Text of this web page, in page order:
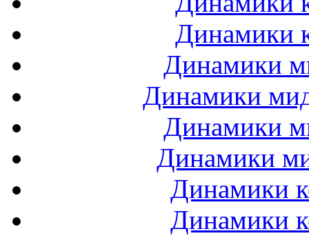
Динамики
Динамики
Динамики
Динамики
Динамики
Динамики
Динамики